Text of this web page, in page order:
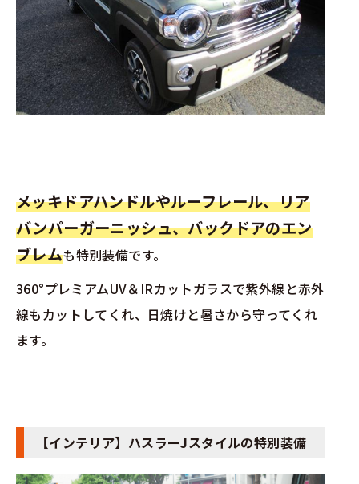
メッキドアハンドルやルーフレール、リア
バンパーガーニッシュ、バックドアのエン
ブレムも特別装備です。
360°プレミアムUV＆IRカットガラスで紫外線と赤外
線もカットしてくれ、日焼けと暑さから守ってくれ
ます。
【インテリア】ハスラーJスタイルの特別装備